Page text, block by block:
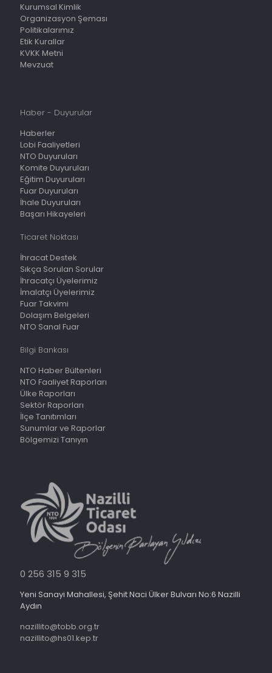
Kurumsal Kimlik
Organizasyon Şeması
Politikalarımız
Etik Kurallar
KVKK Metni
Mevzuat
Haber - Duyurular
Haberler
Lobi Faaliyetleri
NTO Duyuruları
Komite Duyuruları
Eğitim Duyuruları
Fuar Duyuruları
İhale Duyuruları
Başarı Hikayeleri
Ticaret Noktası
İhracat Destek
Sıkça Sorulan Sorular
İhracatçı Üyelerimiz
İmalatçı Üyelerimiz
Fuar Takvimi
Dolaşım Belgeleri
NTO Sanal Fuar
Bilgi Bankası
NTO Haber Bültenleri
NTO Faaliyet Raporları
Ülke Raporları
Sektör Raporları
İlçe Tanıtımları
Sunumlar ve Raporlar
Bölgemizi Tanıyın
0 256 315 9 315
Yeni Sanayi Mahallesi, Şehit Naci Ülker Bulvarı No:6 Nazilli
Aydın
nazillito@tobb.org.tr
nazillito@hs01.kep.tr